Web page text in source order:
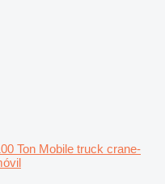
Ton Mobile truck crane-